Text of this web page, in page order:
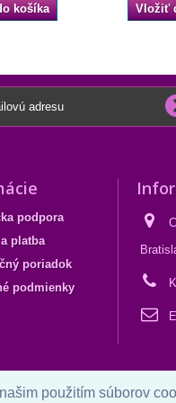
použitím súborov
košíka Vložiť
podpora
platba
poriadok
podmienky